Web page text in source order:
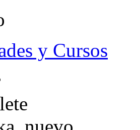
y Cursos